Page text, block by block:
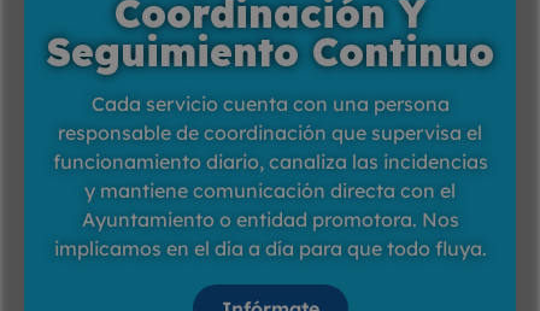
Coordinación Y
Seguimiento Continuo
Cada servicio cuenta con una persona
responsable de coordinación que supervisa el
funcionamiento diario, canaliza las incidencias
y mantiene comunicación directa con el
Ayuntamiento o entidad promotora. Nos
implicamos en el día a día para que todo fluya.